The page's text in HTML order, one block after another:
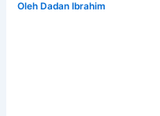
Oleh Dadan Ibrahim